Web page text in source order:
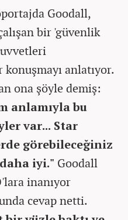
Goodall,
bir 'güvenlik
konuşmayı anlatıyor.
ona şöyle demiş:
anlamıyla bu
var... Star
görebileceğiniz
iyi." Goodall
inanıyor
cevap netti.